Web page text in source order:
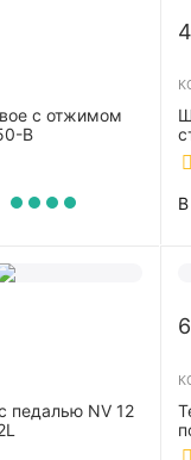
с отжимом
B
педалью NV 12